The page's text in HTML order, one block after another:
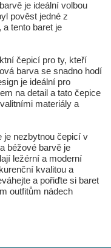
je ideální volbou
pověst jedné z
tento baret je
čepicí pro ty, kteří
barva se snadno hodí
je ideální pro
na detail a tato čepice
materiály a
je nezbytnou čepicí v
béžové barvě je
ležérní a moderní
kvalitou a
a pořiďte si baret
outfitům nádech